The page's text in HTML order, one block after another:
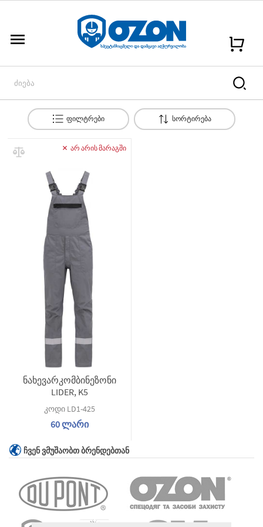
menu
ფილტრები სორტირება
არ არის მარაგში
ნახევარკომბინეზონი
LIDER, K5
კოდი LD1-425
60 ლარი
ᲩᲕᲔᲜ ᲕᲛᲣᲨᲐᲝᲑᲗ ᲑᲠᲔᲜᲓᲔᲑᲗᲐᲜ